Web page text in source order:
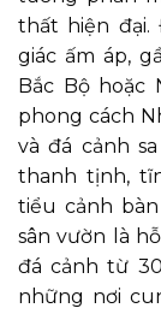
thất hiện đại.
giác ấm áp,
Bắc Bộ hoặc
phong cách
và đá cảnh
thanh tịnh,
tiểu cảnh
sân vườn là
đá cảnh từ
những nơi